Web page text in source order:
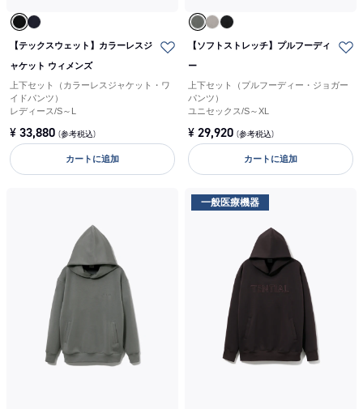
【テックスウェット】カラーレスジ
ャケット ウィメンズ
上下セット（カラーレスジャケット・ワ
イドパンツ）
レディース/S～L
¥ 33,880 (参考税込)
カートに追加
【ソフトストレッチ】プルフーディ
ー
上下セット（プルフーディー・ジョガー
パンツ）
ユニセックス/S～XL
¥ 29,920 (参考税込)
カートに追加
一般医療機器